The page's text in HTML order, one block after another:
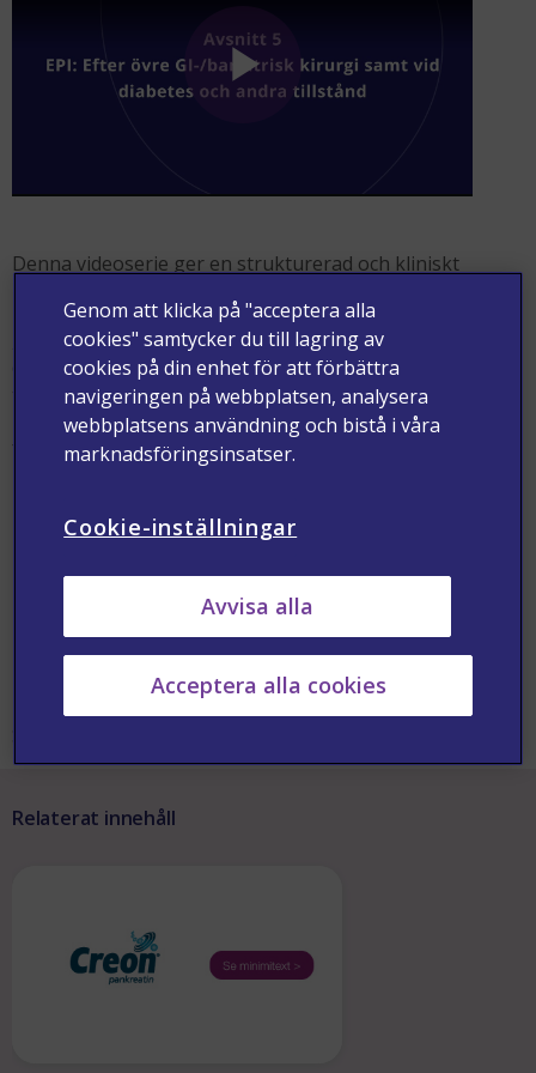
Denna videoserie ger en strukturerad och kliniskt
pankreasinsufficiens) , baserad på deeuropeiska
EPI‑riktlinjerna publiceradei United European
Gastroenterology Journal 2025. I sex avsnitt diskuterar
två internationella experter diagnostik, behandling och
uppföljning av EPI i olika kliniska situationer – med
fokus på praktisk tillämpning, vanliga fallgropar och hur
riktlinjerna kan omsättas i vardagskliniken.
Medverkande experter:
Matthias Löhr,Professor, MD, PhD , Karolinska
Institutet and Karolinska University Hospital
Miroslav Vujasinovic, Associate Professor, MD,
PhD, Karolinska Institutet and Karolinska University
Relaterat innehåll
Genom att klicka på "acceptera alla
cookies" samtycker du till lagring av
cookies på din enhet för att förbättra
navigeringen på webbplatsen, analysera
webbplatsens användning och bistå i våra
marknadsföringsinsatser.
Cookie-inställningar
Avvisa alla
Acceptera alla cookies